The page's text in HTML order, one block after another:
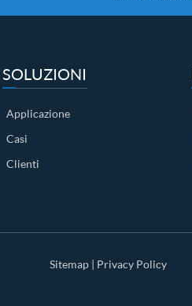
SOLUZIONI
Applicazione
Casi
Clienti
Sitemap | Privacy Policy